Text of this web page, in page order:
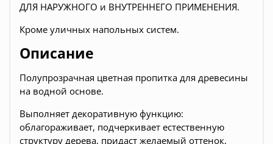
ДЛЯ НАРУЖНОГО и ВНУТРЕННЕГО ПРИМЕНЕНИЯ.
Кроме уличных напольных систем.
Описание
Полупрозрачная цветная пропитка для древесины
на водной основе.
Выполняет декоративную функцию:
облагораживает, подчеркивает естественную
структуру дерева, придаст желаемый оттенок,